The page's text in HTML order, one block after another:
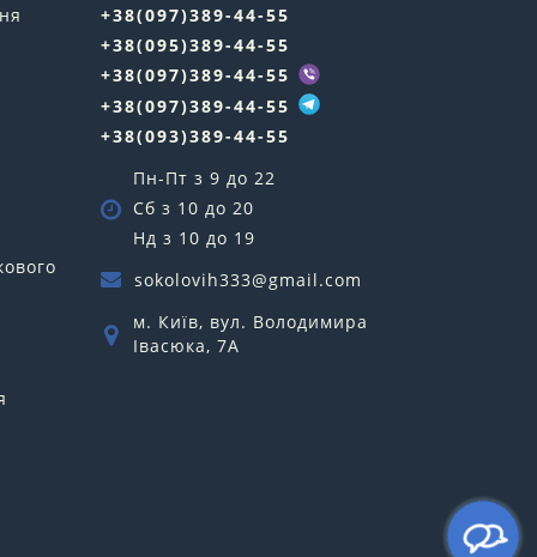
+38(097)389-44-55
+38(095)389-44-55
+38(097)389-44-55
+38(097)389-44-55
+38(093)389-44-55
Пн-Пт з 9 до 22
Сб з 10 до 20
Нд з 10 до 19
sokolovih333@gmail.com
м. Київ, вул. Володимира
Івасюка, 7А